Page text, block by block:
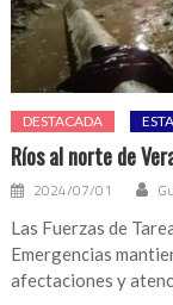
DESTACADA
Ríos al norte de
2024/07/01
Las Fuerzas de
Emergencias
afectaciones y